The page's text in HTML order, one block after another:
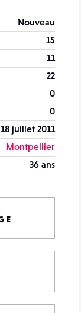
Nouveau
15
11
22
0
0
18 juillet 2011
Montpellier
36 ans